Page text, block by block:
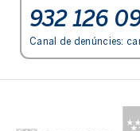
932 126
Canal de denúncies: